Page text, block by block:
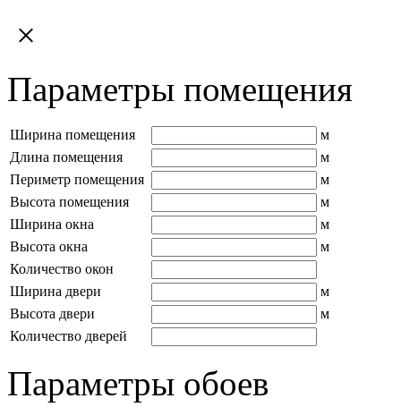
×
Параметры помещения
Ширина помещения
м
Длина помещения
м
Периметр помещения
м
Высота помещения
м
Ширина окна
м
Высота окна
м
Количество окон
Ширина двери
м
Высота двери
м
Количество дверей
Параметры обоев